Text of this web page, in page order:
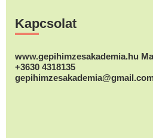
Kapcsolat
www.gepihimzesakademia.hu
+3630 4318135